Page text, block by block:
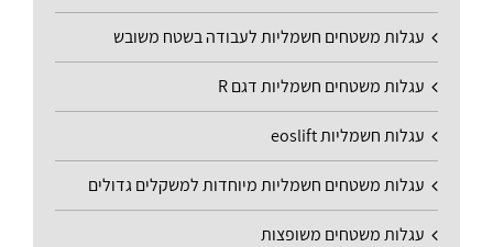
עגלות משטחים חשמליות לעבודה בשטח משובש
עגלות משטחים חשמליות דגם R
עגלות חשמליות eoslift
עגלות משטחים חשמליות מיוחדות למשקלים גדולים
עגלות משטחים משופצות